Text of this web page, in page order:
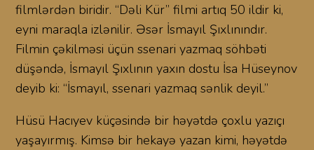
filmlərdən biridir. “Dəli Kür” filmi artıq 50 ildir ki,
eyni maraqla izlənilir. Əsər İsmayıl Şıxlınındır.
Filmin çəkilməsi üçün ssenari yazmaq söhbəti
düşəndə, İsmayıl Şıxlının yaxın dostu İsa Hüseynov
deyib ki: “İsmayıl, ssenari yazmaq sənlik deyil.”
Hüsü Hacıyev küçəsində bir həyətdə çoxlu yazıçı
yaşayırmış. Kimsə bir hekayə yazan kimi, həyətdə